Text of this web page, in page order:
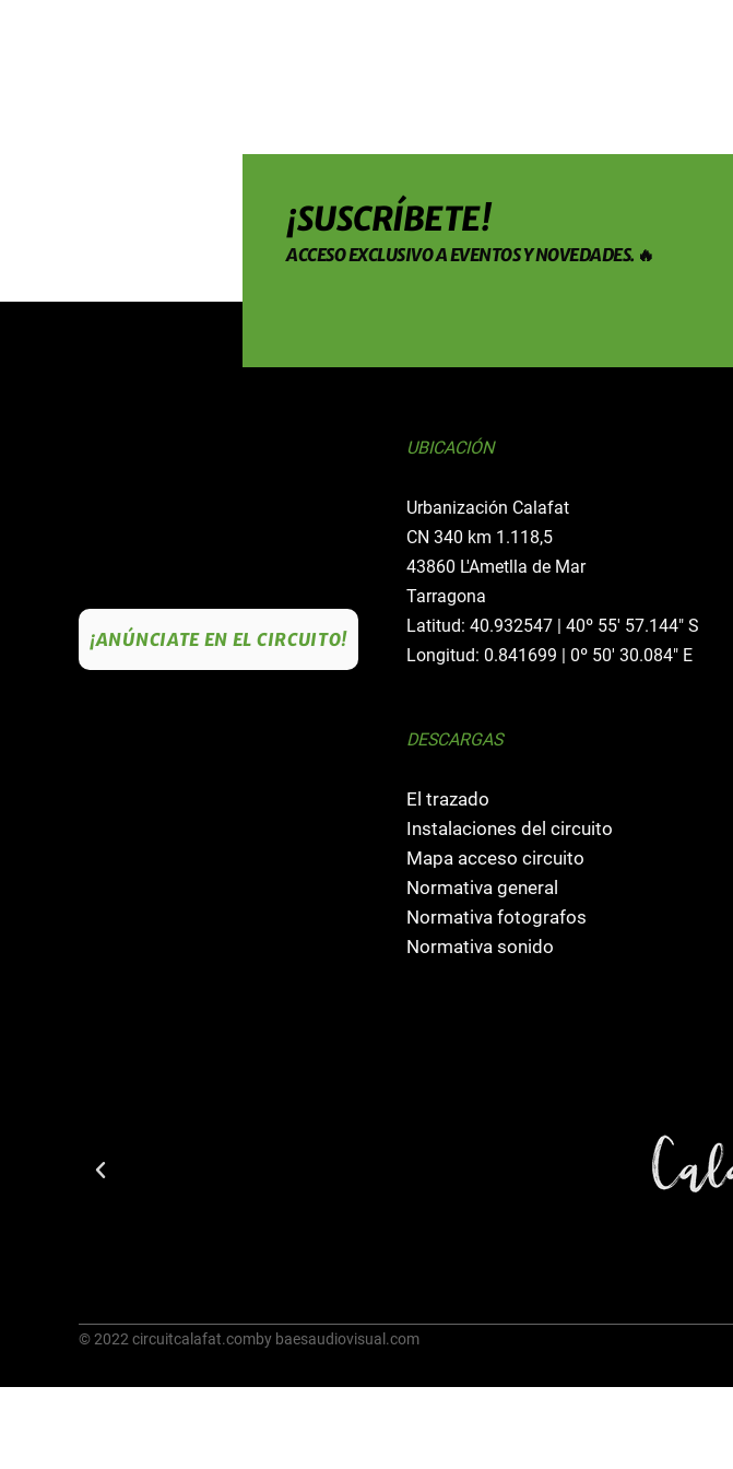
¡SUSCRÍBETE!
ACCESO EXCLUSIVO A EVENTOS Y NOVEDADES. 🔥
¡ANÚNCIATE EN EL CIRCUITO!
UBICACIÓN
Urbanización Calafat
CN 340 km 1.118,5
43860 L'Ametlla de Mar
Tarragona
Latitud: 40.932547 | 40º 55' 57.144" S
Longitud: 0.841699 | 0º 50' 30.084" E
DESCARGAS
El trazado
Instalaciones del circuito
Mapa acceso circuito
Normativa general
Normativa fotografos
Normativa sonido
© 2022 circuitcalafat.comby baesaudiovisual.com